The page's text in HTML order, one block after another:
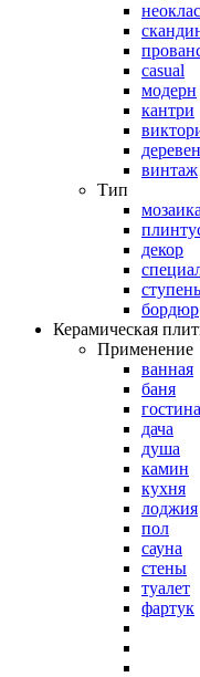
casual
модерн
кантри
винтаж
Тип
мозаика
декор
ступень
бордюр
Керамическая
Применение
ванная
баня
дача
душа
камин
кухня
лоджия
пол
сауна
стены
туалет
фартук